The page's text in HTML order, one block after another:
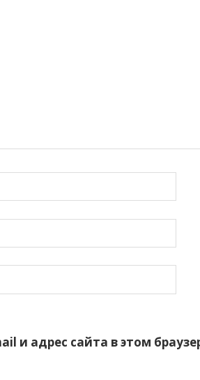
и адрес сайта в этом